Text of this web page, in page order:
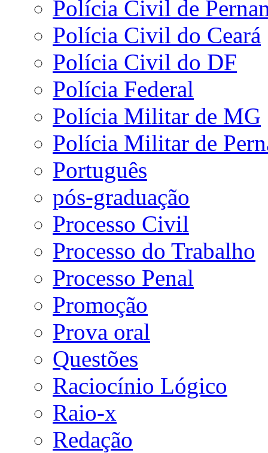
Polícia Civil de
Polícia Civil do Ceará
Polícia Civil do DF
Polícia Federal
Polícia Militar de MG
Polícia Militar de
Português
pós-graduação
Processo Civil
Processo do Trabalho
Processo Penal
Promoção
Prova oral
Questões
Raciocínio Lógico
Raio-x
Redação